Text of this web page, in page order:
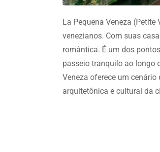
La Pequena Veneza
venezianos. Com suas
romântica. É um dos
passeio tranquilo ao longo
Veneza oferece um
arquitetônica e cultural da